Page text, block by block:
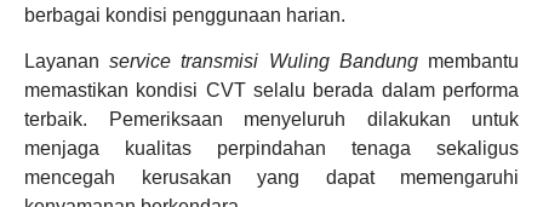
berbagai kondisi penggunaan harian.
Layananservice transmisi Wuling Bandungmembantu
memastikan kondisi CVT selalu berada dalam performa
terbaik. Pemeriksaan menyeluruh dilakukan untuk
menjaga kualitas perpindahan tenaga sekaligus
mencegah kerusakan yang dapat memengaruhi